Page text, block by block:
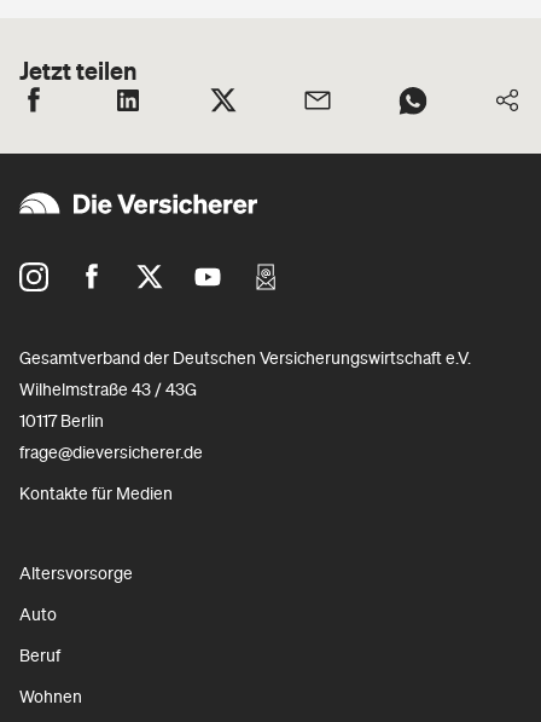
Jetzt teilen
Gesamtverband der Deutschen Versicherungswirtschaft e.V.
Wilhelmstraße 43 / 43G
10117 Berlin
frage@dieversicherer.de
Kontakte für Medien
Altersvorsorge
Auto
Beruf
Wohnen